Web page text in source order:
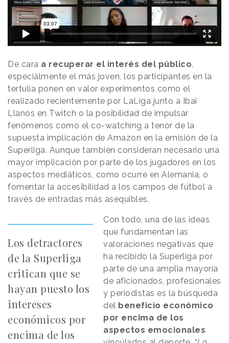
De cara a recuperar el interés del público
especialmente el más joven, los participantes en la
tertulia ponen en valor experimentos como el
realizado recientemente por LaLiga junto a Ibai
Llanos en Twitch o la posibilidad de impulsar
fenómenos como el co-watching a tenor de la
supuesta implicación de Amazon en la emisión de la
Superliga. Aunque también consideran necesario una
mayor implicación por parte de los jugadores en los
aspectos mediáticos, como ocurre en Alemania, o
fomentar la accesibilidad a los campos de fútbol a
través de entradas más asequibles.
Los detractores
de la Superliga
critican que se
hayan puesto los
intereses
económicos por
encima de los
Con todo, una de las ideas
que fundamentan las
valoraciones negativas que
ha recibido la Superliga por
parte de una amplia mayoría
de aficionados, profesionales
y periodistas es la búsqueda
del beneficio económico
por encima de los
aspectos emocionales